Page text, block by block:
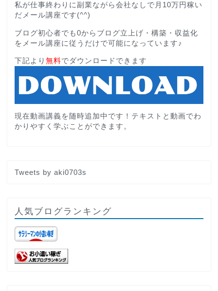
私が仕事終わりに副業ながら会社なしで月10万円稼い
だメール講座です(^^)
ブログ初心者でも0からブログ立上げ・構築・収益化
をメール講座に従うだけで可能になっています♪
下記より 無料でダウンロードできます
現在動画講義を随時追加中です！テキストと動画でわ
かりやすく学ぶことができます。
Tweets by aki0703s
人気ブログランキング